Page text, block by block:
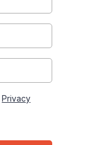
Privacy